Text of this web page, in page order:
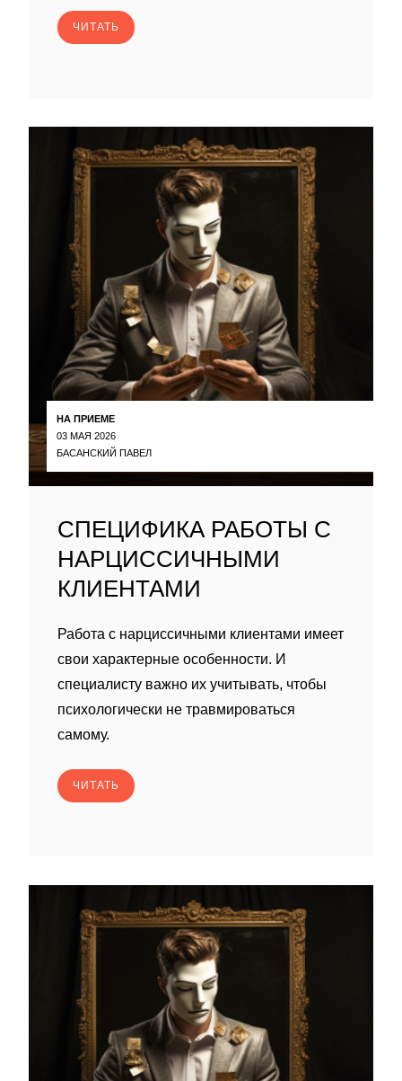
ЧИТАТЬ
НА ПРИЕМЕ
03 МАЯ 2026
БАСАНСКИЙ ПАВЕЛ
СПЕЦИФИКА РАБОТЫ С
НАРЦИССИЧНЫМИ
КЛИЕНТАМИ
Работа с нарциссичными клиентами имеет
свои характерные особенности. И
специалисту важно их учитывать, чтобы
психологически не травмироваться
самому.
ЧИТАТЬ